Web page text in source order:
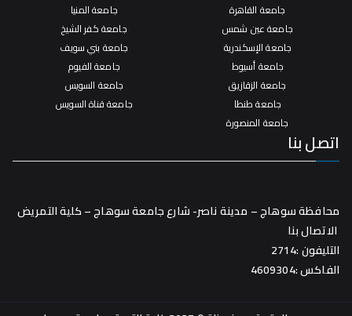
جامعة القاهرة
جامعة عين شمس
جامعة الإسكندرية
جامعة أسيوط
جامعة الزقازيق
جامعة طنطا
جامعة المنصورة
جامعة المنيا
جامعة كفر الشيخ
جامعة بني سويف
جامعة الفيوم
جامعة السويس
جامعة قناة السويس
اتصل بنا
محافظة سوهاج – مدينة ناصر- شارع جامعة سوهاج – كلية التمريض
الاتصال بنا
التليفون :2714
الفاكس :4609304